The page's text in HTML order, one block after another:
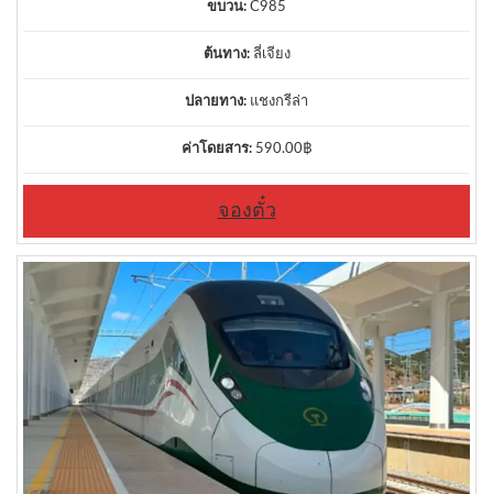
ขบวน: C985
ต้นทาง: ลี่เจียง
ปลายทาง: แชงกรีล่า
ค่าโดยสาร: 590.00฿
จองตั๋ว